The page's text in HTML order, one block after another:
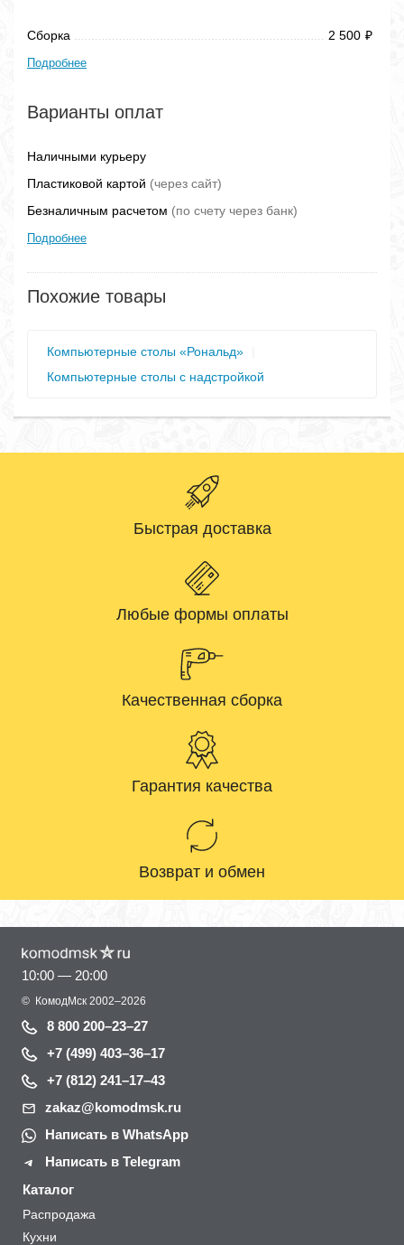
Сборка 2 500 ₽
Подробнее
Варианты оплат
Наличными курьеру
Пластиковой картой (через сайт)
Безналичным расчетом (по счету через банк)
Подробнее
Похожие товары
Компьютерные столы «Рональд»
Компьютерные столы с надстройкой
Быстрая доставка
Любые формы оплаты
Качественная сборка
Гарантия качества
Возврат и обмен
10:00 — 20:00
© КомодМск 2002–2026
8 800 200–23–27
+7 (499) 403–36–17
+7 (812) 241–17–43
zakaz@komodmsk.ru
Написать в WhatsApp
Написать в Telegram
Каталог
Распродажа
Кухни